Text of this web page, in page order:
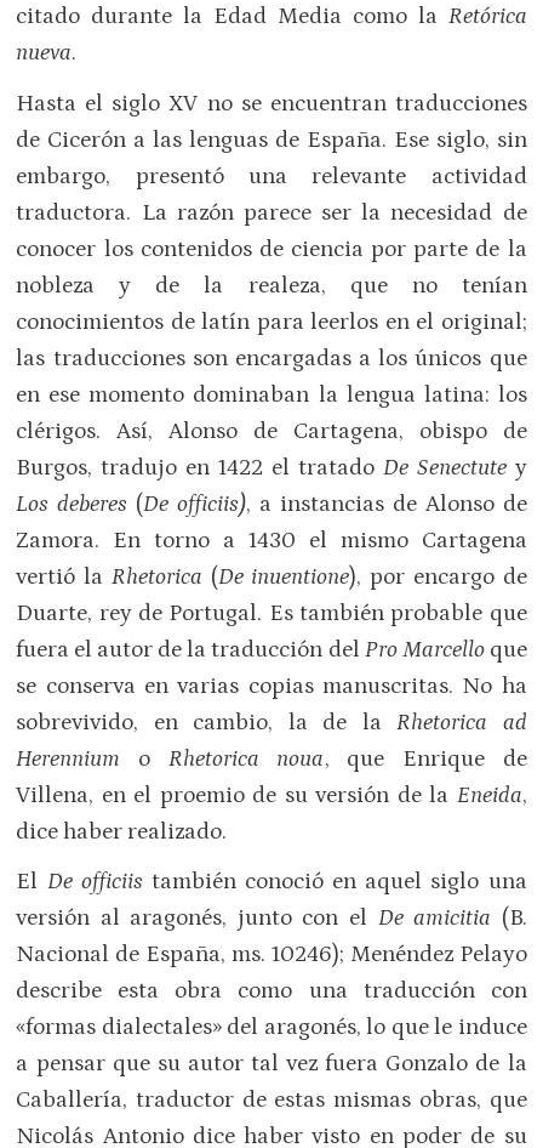
citado durante la Edad Media como la Retórica
nueva.
Hasta el siglo XV no se encuentran traducciones
de Cicerón a las lenguas de España. Ese siglo, sin
embargo, presentó una relevante actividad
traductora. La razón parece ser la necesidad de
conocer los contenidos de ciencia por parte de la
nobleza y de la realeza, que no tenían
conocimientos de latín para leerlos en el original;
las traducciones son encargadas a los únicos que
en ese momento dominaban la lengua latina: los
clérigos. Así, Alonso de Cartagena, obispo de
Burgos, tradujo en 1422 el tratado De Senectute y
Los deberes (De officiis), a instancias de Alonso de
Zamora. En torno a 1430 el mismo Cartagena
vertió la Rhetorica (De inuentione), por encargo de
Duarte, rey de Portugal. Es también probable que
fuera el autor de la traducción del Pro Marcello que
se conserva en varias copias manuscritas. No ha
sobrevivido, en cambio, la de laRhetorica ad
Herennium o Rhetorica noua, que Enrique de
Villena, en el proemio de su versión de la Eneida,
dice haber realizado.
El De officiis también conoció en aquel siglo una
versión al aragonés, junto con el De amicitia (B.
Nacional de España, ms. 10246); Menéndez Pelayo
describe esta obra como una traducción con
«formas dialectales» del aragonés, lo que le induce
a pensar que su autor tal vez fuera Gonzalo de la
Caballería, traductor de estas mismas obras, que
Nicolás Antonio dice haber visto en poder de su